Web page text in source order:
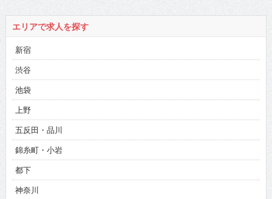
エリアで求人を探す
新宿
渋谷
池袋
上野
五反田・品川
錦糸町・小岩
都下
神奈川